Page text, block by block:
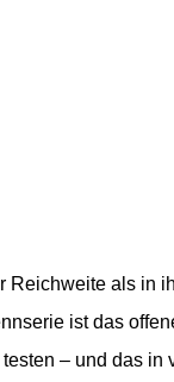
als in
ist das
– und das